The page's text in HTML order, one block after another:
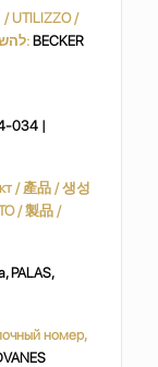
VERWENDUNG / ИСПОЛЬЗОВАНИЕ / להשתמש: BECKER
034 |
/ 產品 / 생성
PALAS,